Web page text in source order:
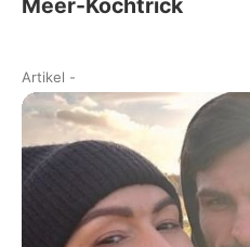
Meer-Kochtrick
Artikel -